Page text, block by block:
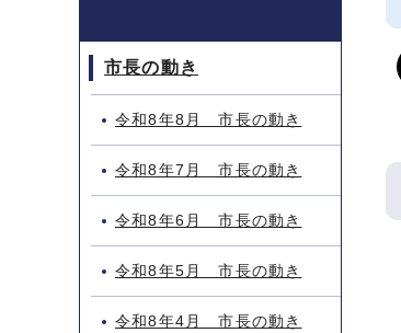
市長の動き
令和8年8月 市長の動き
令和8年7月 市長の動き
令和8年6月 市長の動き
令和8年5月 市長の動き
令和8年4月 市長の動き